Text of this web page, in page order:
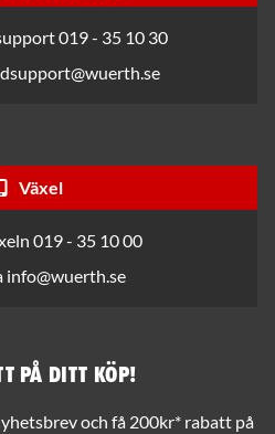
019 - 35 10 30
Växel
019 - 35 10 00
info@wuerth.se
på ditt köp!
och få 200kr* rabatt på